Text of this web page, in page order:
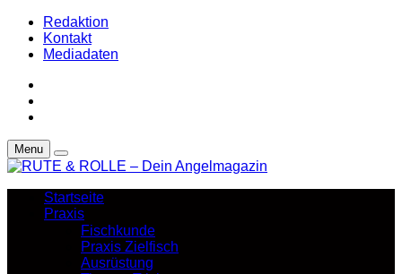
Redaktion
Kontakt
Mediadaten
Menu
Startseite
Praxis
Fischkunde
Praxis Zielfisch
Ausrüstung